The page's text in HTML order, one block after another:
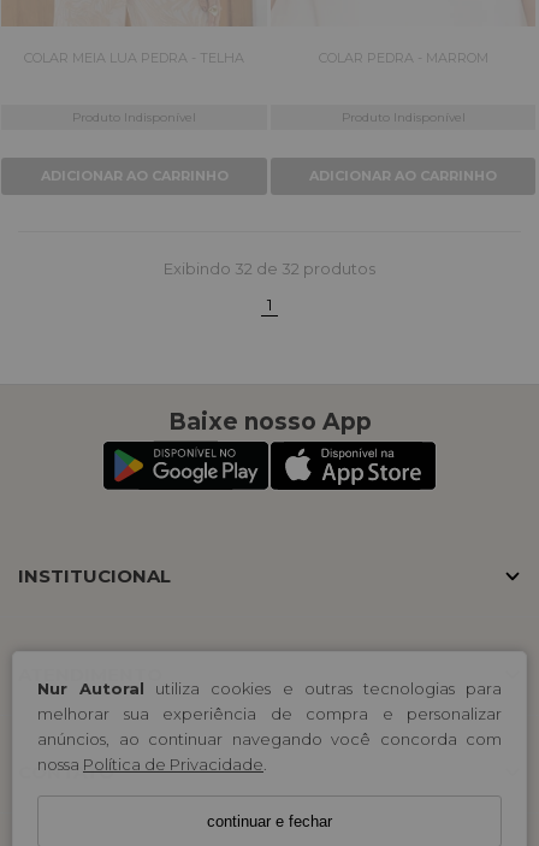
Nur Autoral utiliza cookies e outras tecnologias para
melhorar sua experiência de compra e personalizar
anúncios, ao continuar navegando você concorda com
nossa Política de Privacidade.
continuar e fechar
COLAR MEIA LUA PEDRA - TELHA
Produto Indisponível
ADICIONAR AO CARRINHO
COLAR PEDRA - MARROM
Produto Indisponível
ADICIONAR AO CARRINHO
Exibindo 32 de 32 produtos
1
Baixe nosso App
INSTITUCIONAL
CONTATO